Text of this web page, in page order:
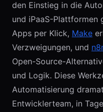
den Einstieg in die
und iPaaS-Plattformen
Apps per Klick, Make
Verzweigungen, und
Open-Source-
und Logik. Diese
Automatisierung
Entwicklerteam, in